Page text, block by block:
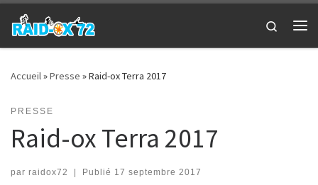
Passer au contenu
Search
Accueil»Presse »Raid-ox Terra 2017
PRESSE
Raid-ox Terra 2017
par raidox72 | Publié 17 septembre 2017